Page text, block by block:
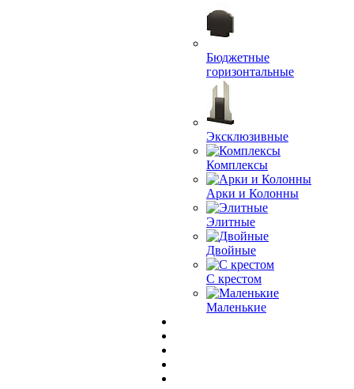
Бюджетные
горизонтальные
Эксклюзивные
Комплексы
Арки и Колонны
Элитные
Двойные
С крестом
Маленькие